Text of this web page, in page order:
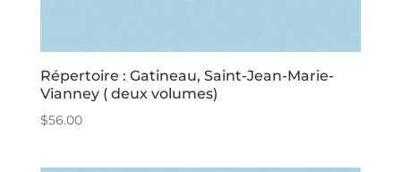
Répertoire : Gatineau, Saint-Jean-Marie-
Vianney ( deux volumes)
$56.00